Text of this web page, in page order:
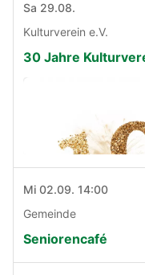
Sa 29.08.
Kulturverein e.V.
30 Jahre
Mi 02.09. 14:00
Gemeinde
Seniorencafé